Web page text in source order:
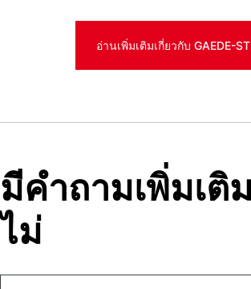
อ่านเพิ่มเติมเกี่ยวกับ GAEDE-
มีคําถามเพิ่มเติ
ไม่